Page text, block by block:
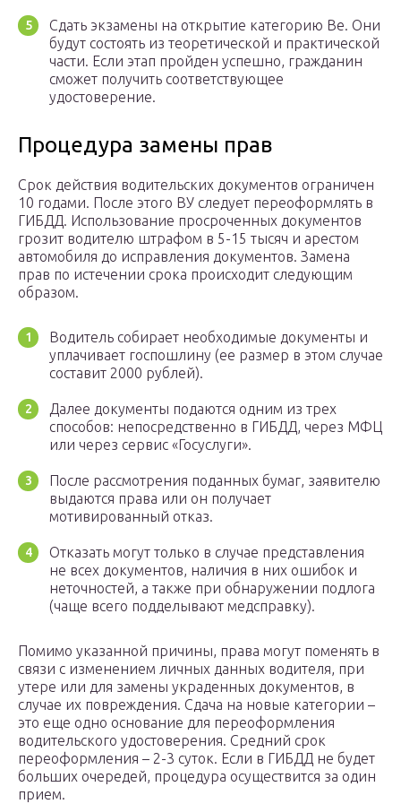
Сдать экзамены на открытие категорию Ве. Они
будут состоять из теоретической и практической
части. Если этап пройден успешно, гражданин
сможет получить соответствующее
удостоверение.
Процедура замены прав
Срок действия водительских документов ограничен
10 годами. После этого ВУ следует переоформлять в
ГИБДД. Использование просроченных документов
грозит водителю штрафом в 5-15 тысяч и арестом
автомобиля до исправления документов. Замена
прав по истечении срока происходит следующим
образом.
Водитель собирает необходимые документы и
уплачивает госпошлину (ее размер в этом случае
составит 2000 рублей).
Далее документы подаются одним из трех
способов: непосредственно в ГИБДД, через МФЦ
или через сервис «Госуслуги».
После рассмотрения поданных бумаг, заявителю
выдаются права или он получает
мотивированный отказ.
Отказать могут только в случае представления
не всех документов, наличия в них ошибок и
неточностей, а также при обнаружении подлога
(чаще всего подделывают медсправку).
Помимо указанной причины, права могут поменять в
связи с изменением личных данных водителя, при
утере или для замены украденных документов, в
случае их повреждения. Сдача на новые категории –
это еще одно основание для переоформления
водительского удостоверения. Средний срок
переоформления – 2-3 суток. Если в ГИБДД не будет
больших очередей, процедура осуществится за один
прием.